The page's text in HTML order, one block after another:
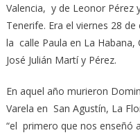
Valencia, y de Leonor Pérez
Tenerife. Era el viernes 28
la calle Paula en La Habana,
José Julián Martí y Pérez.
En aquel año murieron
Varela en San Agustín, La
“el primero que nos enseñó